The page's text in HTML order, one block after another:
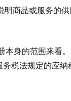
明商品或服务的
身的范围来看。
税法规定的应纳